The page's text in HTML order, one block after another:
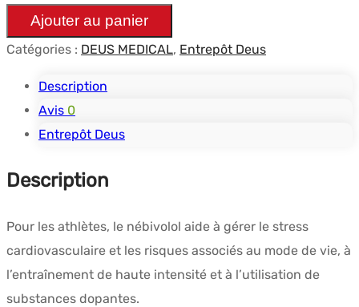
5
(Nebivolol)
-
50tabs
of
5mg
DEUS-
Ajouter au panier
Catégories : DEUS MEDICAL, Entrepôt Deus
Description
Avis 0
Entrepôt Deus
Description
Pour les athlètes, le nébivolol aide à gérer le stress
cardiovasculaire et les risques associés au mode de vie, à
l’entraînement de haute intensité et à l’utilisation de
substances dopantes.